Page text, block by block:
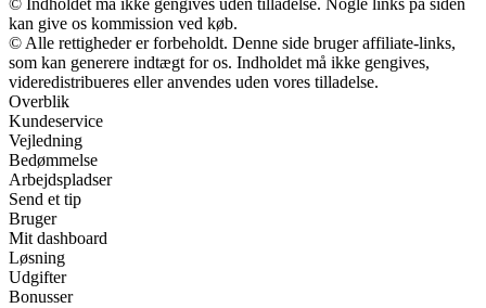
© Indholdet må ikke gengives uden tilladelse. Nogle links på siden
kan give os kommission ved køb.
© Alle rettigheder er forbeholdt. Denne side bruger affiliate-links,
som kan generere indtægt for os. Indholdet må ikke gengives,
videredistribueres eller anvendes uden vores tilladelse.
Overblik
Kundeservice
Vejledning
Bedømmelse
Arbejdspladser
Send et tip
Bruger
Mit dashboard
Løsning
Udgifter
Bonusser